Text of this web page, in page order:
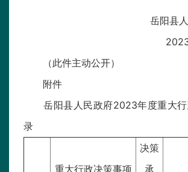
岳阳县
202
（此件主动公开）
附件
岳阳县人民政府2023年度重大
录
重大行政决策事项
决策
承